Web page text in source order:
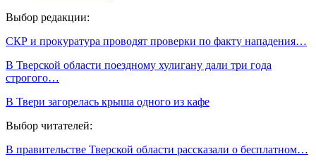
Выбор редакции:
СКР и прокуратура проводят проверки по факту нападения…
В Тверской области поездному хулигану дали три года
строгого…
В Твери загорелась крыша одного из кафе
Выбор читателей:
В правительстве Тверской области рассказали о бесплатном…